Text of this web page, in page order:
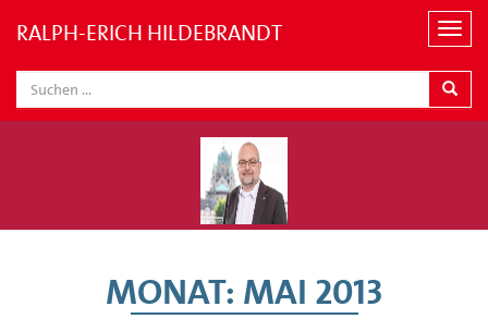
N
v
i
o
RALPH-ERICH HILDEBRANDT
MONAT: MAI 2013